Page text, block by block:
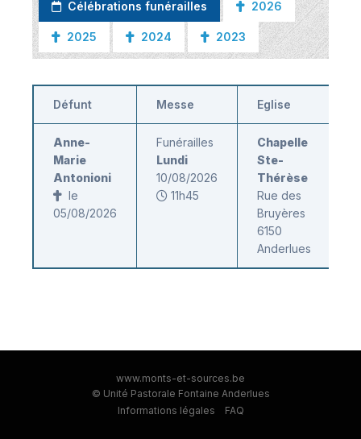
Célébrations funérailles 2026
2025 2024 2023
Défunt Messe Eglise
Anne-
Marie
Antonioni
le
05/08/2026
Funérailles
Lundi
10/08/2026
11h45
Chapelle
Ste-
Thérèse
Rue des
Bruyères
6150
Anderlues
www.monts-et-sources.be
© Unité Pastorale Fontaine Anderlues
Informations légales
FAQ